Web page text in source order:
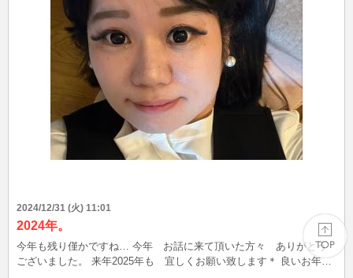
2024/12/31 (火) 11:01
2024年。
今年も残り僅かですね… 今年 お話に来て頂いた方々 ありがとう
ございました。 来年2025年も 宜しくお願い致します＊ 良いお年を